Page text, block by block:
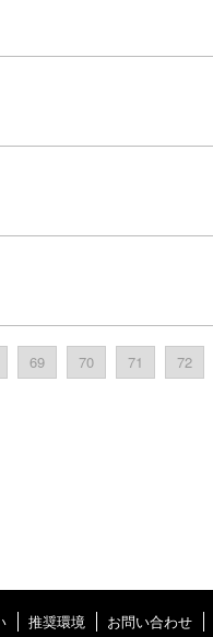
69 70 71 72
推奨環境 お問い合わせ